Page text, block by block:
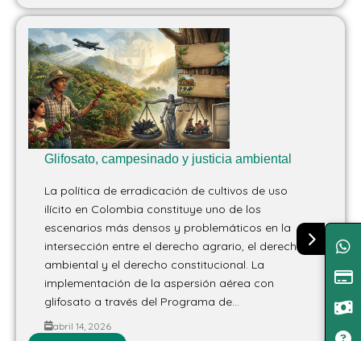
Glifosato, campesinado y justicia ambiental
La política de erradicación de cultivos de uso
ilícito en Colombia constituye uno de los
escenarios más densos y problemáticos en la
intersección entre el derecho agrario, el derecho
ambiental y el derecho constitucional. La
implementación de la aspersión aérea con
glifosato a través del Programa de...
abril 14, 2026